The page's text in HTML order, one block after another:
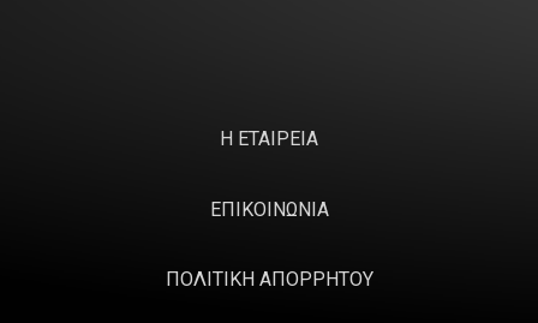
Η ΕΤΑΙΡΕΙΑ
ΕΠΙΚΟΙΝΩΝΙΑ
ΠΟΛΙΤΙΚΗ ΑΠΟΡΡΗΤΟΥ